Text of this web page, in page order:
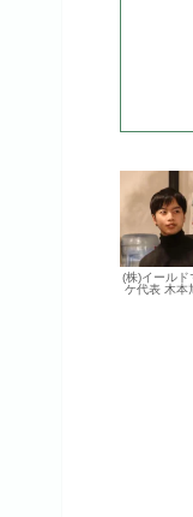
(株)イールド
ケ代表 木本